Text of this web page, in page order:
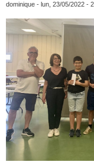
dominique - lun, 23/05/2022 -